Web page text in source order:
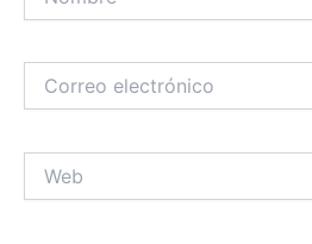
electrónico